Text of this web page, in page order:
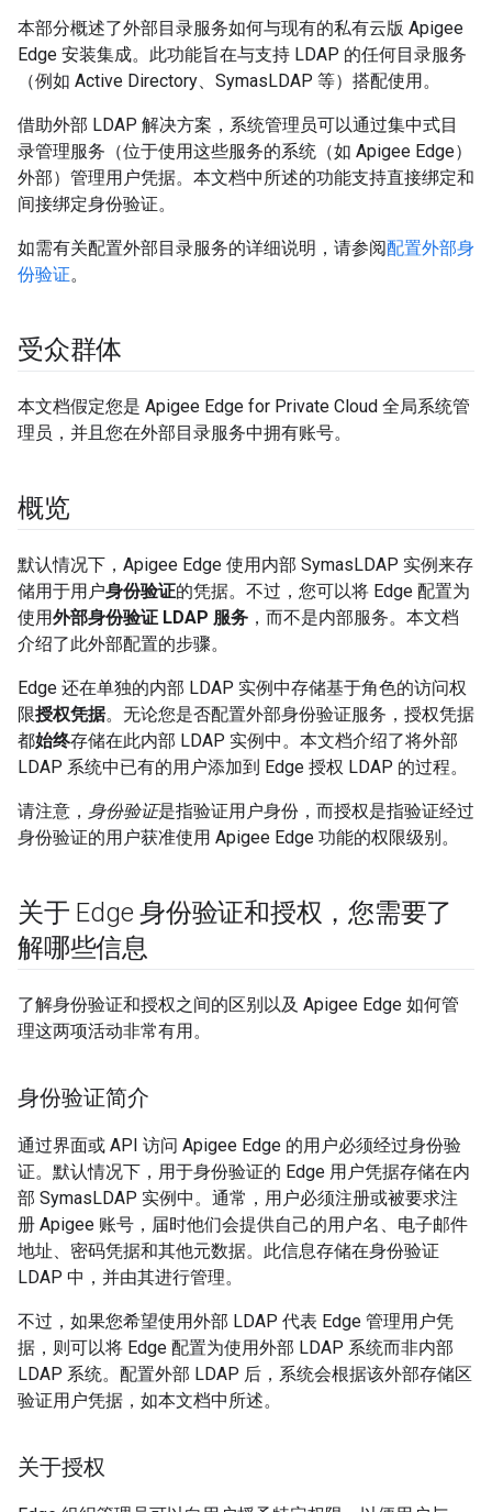
本部分概述了外部目录服务如何与现有的私有云版 Apigee
Edge 安装集成。此功能旨在与支持 LDAP 的任何目录服务
（例如 Active Directory、SymasLDAP 等）搭配使用。
借助外部 LDAP 解决方案，系统管理员可以通过集中式目
录管理服务（位于使用这些服务的系统（如 Apigee Edge）
外部）管理用户凭据。本文档中所述的功能支持直接绑定和
间接绑定身份验证。
如需有关配置外部目录服务的详细说明，请参阅配置外部身
份验证。
受众群体
本文档假定您是 Apigee Edge for Private Cloud 全局系统管
理员，并且您在外部目录服务中拥有账号。
概览
默认情况下，Apigee Edge 使用内部 SymasLDAP 实例来存
储用于用户身份验证的凭据。不过，您可以将 Edge 配置为
使用外部身份验证 LDAP 服务 ，而不是内部服务。本文档
介绍了此外部配置的步骤。
Edge 还在单独的内部 LDAP 实例中存储基于角色的访问权
限授权凭据。无论您是否配置外部身份验证服务，授权凭据
都始终存储在此内部 LDAP 实例中。本文档介绍了将外部
LDAP 系统中已有的用户添加到 Edge 授权 LDAP 的过程。
请注意， 身份验证是指验证用户身份，而授权是指验证经过
身份验证的用户获准使用 Apigee Edge 功能的权限级别。
关于 Edge 身份验证和授权，您需要了
解哪些信息
了解身份验证和授权之间的区别以及 Apigee Edge 如何管
理这两项活动非常有用。
身份验证简介
通过界面或 API 访问 Apigee Edge 的用户必须经过身份验
证。默认情况下，用于身份验证的 Edge 用户凭据存储在内
部 SymasLDAP 实例中。通常，用户必须注册或被要求注
册 Apigee 账号，届时他们会提供自己的用户名、电子邮件
地址、密码凭据和其他元数据。此信息存储在身份验证
LDAP 中，并由其进行管理。
不过，如果您希望使用外部 LDAP 代表 Edge 管理用户凭
据，则可以将 Edge 配置为使用外部 LDAP 系统而非内部
LDAP 系统。配置外部 LDAP 后，系统会根据该外部存储区
验证用户凭据，如本文档中所述。
关于授权